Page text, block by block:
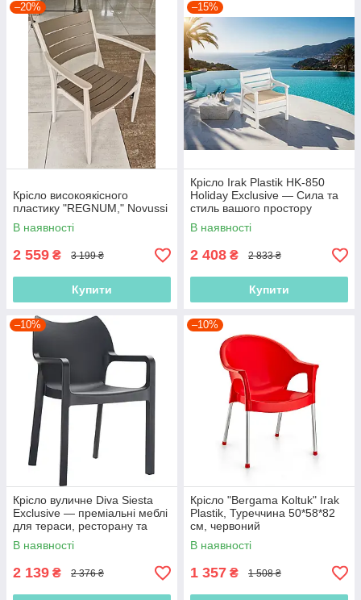
–20%
Крісло високоякісного
пластику "REGNUM," Novussi
В наявності
2 559 ₴ 3 199 ₴
Купити
–15%
Крісло Irak Plastik HK-850
Holiday Exclusive — Сила та
стиль вашого простору
В наявності
2 408 ₴ 2 833 ₴
Купити
–10%
Крісло вуличне Diva Siesta
Exclusive — преміальні меблі
для тераси, ресторану та
кафе
В наявності
2 139 ₴ 2 376 ₴
–10%
Крісло "Bergama Koltuk" Irak
Plastik, Туреччина 50*58*82
см, червоний
В наявності
1 357 ₴ 1 508 ₴